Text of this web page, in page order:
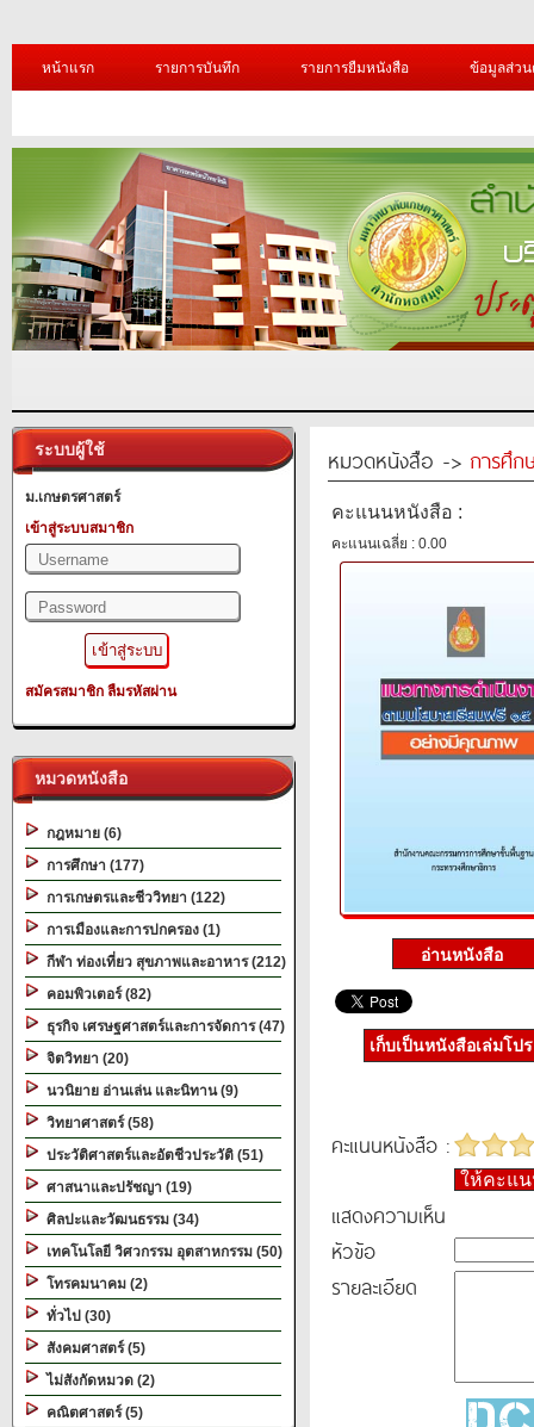
หน้าแรก รายการบันทึก รายการยืมหนังสือ ข้อมูลส่ว
ระบบผู้ใช้
ม.เกษตรศาสตร์
เข้าสู่ระบบสมาชิก
สมัครสมาชิก ลืมรหัสผ่าน
หมวดหนังสือ
กฎหมาย (6)
การศึกษา (177)
การเกษตรและชีววิทยา (122)
การเมืองและการปกครอง (1)
กีฬา ท่องเที่ยว สุขภาพและอาหาร (212)
คอมพิวเตอร์ (82)
ธุรกิจ เศรษฐศาสตร์และการจัดการ (47)
จิตวิทยา (20)
นวนิยาย อ่านเล่น และนิทาน (9)
วิทยาศาสตร์ (58)
ประวัติศาสตร์และอัตชีวประวัติ (51)
ศาสนาและปรัชญา (19)
ศิลปะและวัฒนธรรม (34)
เทคโนโลยี วิศวกรรม อุตสาหกรรม (50)
โทรคมนาคม (2)
ทั่วไป (30)
สังคมศาสตร์ (5)
ไม่สังกัดหมวด (2)
คณิตศาสตร์ (5)
หมวดหนังสือ -> การศึก
คะแนนหนังสือ :
คะแนนเฉลี่ย : 0.00
เก็บเป็นหนังสือเล่มโป
คะแนนหนังสือ :
ให้คะแ
แสดงความเห็น
หัวข้อ
รายละเอียด